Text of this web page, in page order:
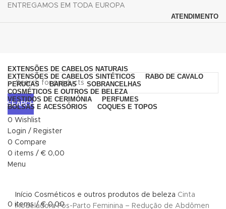
ENTREGAMOS EM TODA EUROPA
ATENDIMENTO
SEARCH
0 Wishlist
Login / Register
0 Compare
0 items / € 0,00
Menu
0 items / €0,00
EXTENSÕES DE CABELOS NATURAIS
EXTENSÕES DE CABELOS SINTÉTICOS
RABO DE CAVALO
PERUCAS
BARBAS
SOBRANCELHAS
COSMÉTICOS E OUTROS DE BELEZA
VESTIDOS DE CERIMÓNIA
PERFUMES
BOLSAS E ACESSÓRIOS
COQUES E TOPOS
Início Cosméticos e outros produtos de beleza Cinta
Modeladora Pós-Parto Feminina – Redução de Abdômen